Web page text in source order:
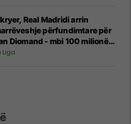
kryer, Real Madridi arrin
përfundimtare për
Diomand - mbi 100 milionë
kushtoi transferimi
Liga